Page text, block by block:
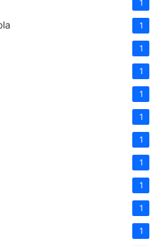
1
1
1
1
1
1
1
1
1
1
1